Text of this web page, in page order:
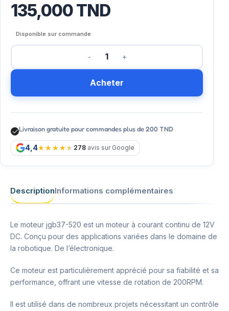
135,000TND
Disponible sur commande
Acheter
Livraison gratuite pour commandes plus de 200 TND
4,4 278 avis sur Google
DescriptionInformations complémentaires
Le moteur jgb37-520 est un moteur à courant continu de 12V
DC. Conçu pour des applications variées dans le domaine de
la robotique. De l’électronique.
Ce moteur est particulièrement apprécié pour sa fiabilité et sa
performance, offrant une vitesse de rotation de 200RPM.
Il est utilisé dans de nombreux projets nécessitant un contrôle